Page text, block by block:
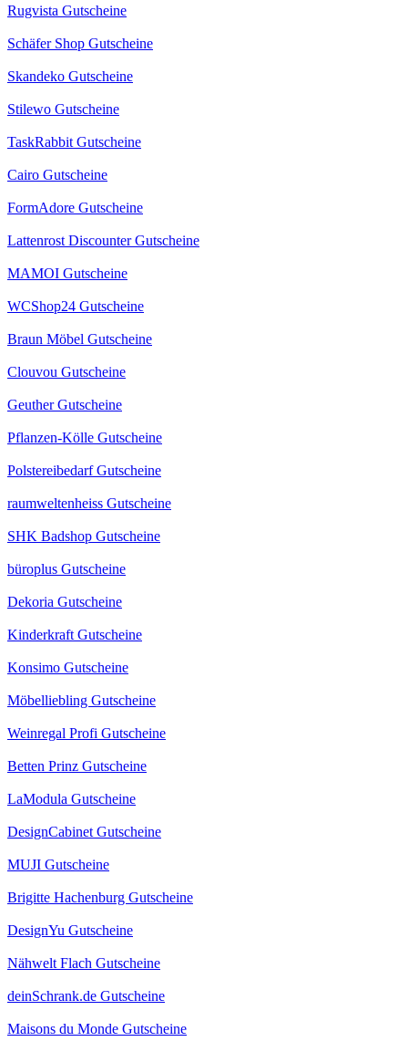
Rugvista Gutscheine
Schäfer Shop Gutscheine
Skandeko Gutscheine
Stilewo Gutscheine
TaskRabbit Gutscheine
Cairo Gutscheine
FormAdore Gutscheine
Lattenrost Discounter Gutscheine
MAMOI Gutscheine
WCShop24 Gutscheine
Braun Möbel Gutscheine
Clouvou Gutscheine
Geuther Gutscheine
Pflanzen-Kölle Gutscheine
Polstereibedarf Gutscheine
raumweltenheiss Gutscheine
SHK Badshop Gutscheine
büroplus Gutscheine
Dekoria Gutscheine
Kinderkraft Gutscheine
Konsimo Gutscheine
Möbelliebling Gutscheine
Weinregal Profi Gutscheine
Betten Prinz Gutscheine
LaModula Gutscheine
DesignCabinet Gutscheine
MUJI Gutscheine
Brigitte Hachenburg Gutscheine
DesignYu Gutscheine
Nähwelt Flach Gutscheine
deinSchrank.de Gutscheine
Maisons du Monde Gutscheine